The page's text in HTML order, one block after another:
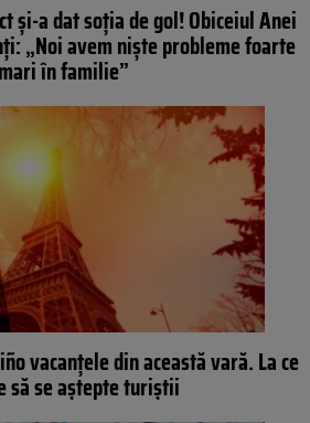
și-a dat soția de gol! Obiceiul Anei
„Noi avem niște probleme foarte
mari în familie”
vacanțele din această vară. La ce
să se aștepte turiștii